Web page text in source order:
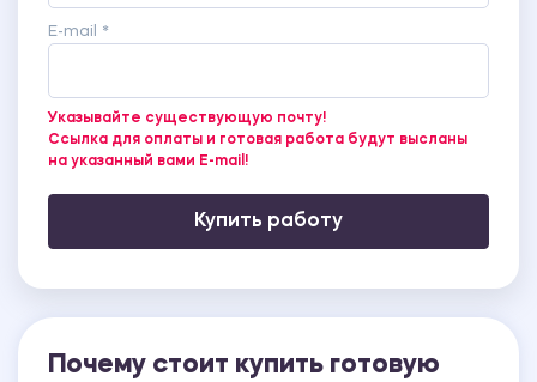
E-mail *
Указывайте существующую почту!
Ссылка для оплаты и готовая работа будут высланы
на указанный вами E-mail!
Купить работу
Почему стоит купить готовую